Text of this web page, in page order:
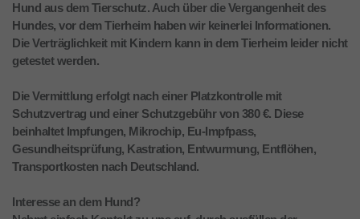
Hund aus dem Tierschutz. Auch über die Vergangenheit des
Hundes, vor dem Tierheim haben wir keinerlei Informationen.
Die Verträglichkeit mit Kindern kann in dem Tierheim leider nicht
getestet werden.
Die Vermittlung erfolgt nach einer Platzkontrolle mit
Schutzvertrag und einer Schutzgebühr von 380 €. Diese
beinhaltet Impfungen, Mikrochip, Eu-Impfpass,
Gesundheitsprüfung, Kastration, Entwurmung, Entflöhen,
Transportkosten nach Deutschland.
Interesse an dem Hund?